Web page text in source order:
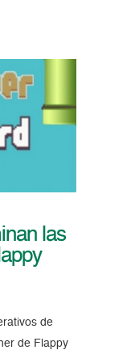
las
de
de Flappy